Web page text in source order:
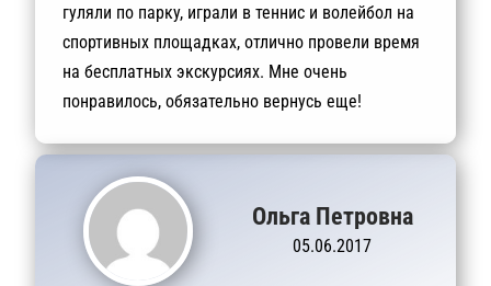
гуляли по парку, играли в теннис и волейбол на
спортивных площадках, отлично провели время
на бесплатных экскурсиях. Мне очень
понравилось, обязательно вернусь еще!
Ольга Петровна
05.06.2017